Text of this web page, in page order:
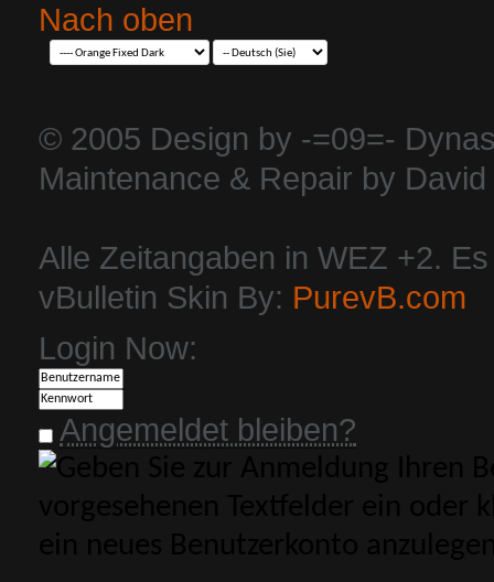
Nach oben
© 2005 Design by -=09=-
Maintenance & Repair by
Alle Zeitangaben in WEZ +2.
vBulletin Skin By: PurevB.com
Login Now:
Angemeldet bleiben?